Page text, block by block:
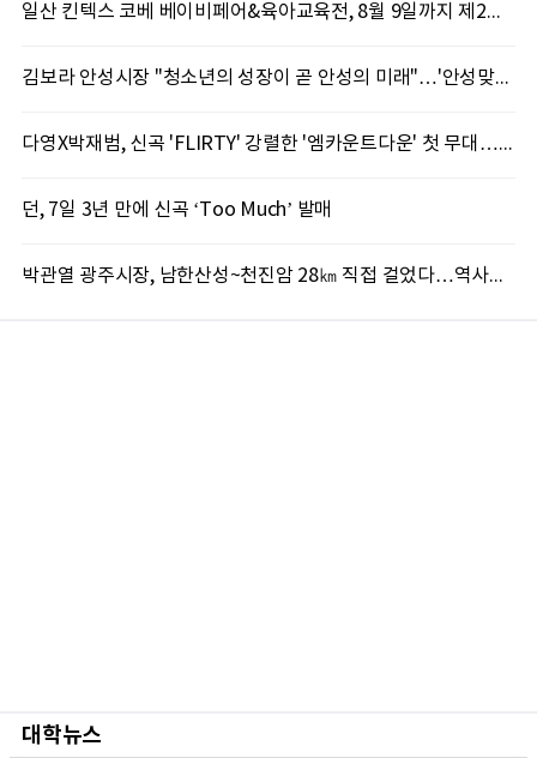
일산 킨텍스 코베 베이비페어&육아교육전, 8월 9일까지 제2전시장서 진행
김보라 안성시장 "청소년의 성장이 곧 안성의 미래"…'안성맞춤 스터디랩 구포' 첫걸음
다영X박재범, 신곡 'FLIRTY' 강렬한 '엠카운트다운' 첫 무대…7일 '뮤직뱅크' 출격
던, 7일 3년 만에 신곡 ‘Too Much’ 발매
박관열 광주시장, 남한산성~천진암 28㎞ 직접 걸었다…역사문화 둘레길 조성 '속도'
대학뉴스